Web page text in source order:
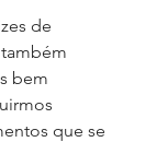
de
bem
que se